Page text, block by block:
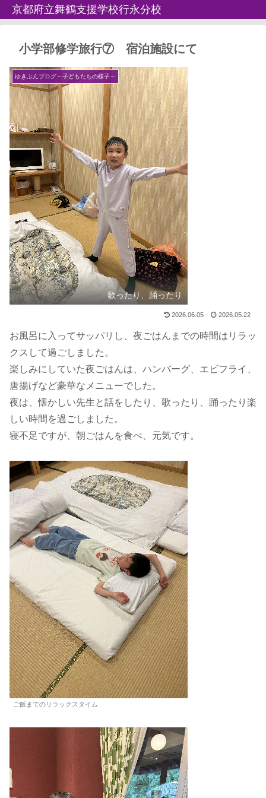
京都府立舞鶴支援学校行永分校
小学部修学旅行⑦ 宿泊施設にて
ゆきぶんブログ～子どもたちの様子～
歌ったり、踊ったり
2026.06.05 2026.05.22
お風呂に入ってサッパリし、夜ごはんまでの時間はリラッ
クスして過ごしました。
楽しみにしていた夜ごはんは、ハンバーグ、エビフライ、
唐揚げなど豪華なメニューでした。
夜は、懐かしい先生と話をしたり、歌ったり、踊ったり楽
しい時間を過ごしました。
寝不足ですが、朝ごはんを食べ、元気です。
ご飯までのリラックスタイム